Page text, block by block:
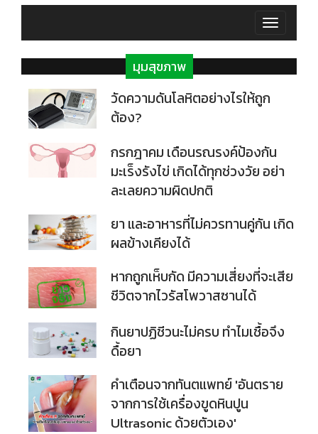
Toggle
navigation
มุมสุขภาพ
วัดความดันโลหิตอย่างไรให้ถูก
ต้อง?
กรกฎาคม เดือนรณรงค์ป้องกัน
มะเร็งรังไข่ เกิดได้ทุกช่วงวัย อย่า
ละเลยความผิดปกติ
ยา และอาหารที่ไม่ควรทานคู่กัน เกิด
ผลข้างเคียงได้
หากถูกเห็บกัด มีความเสี่ยงที่จะเสีย
ชีวิตจากไวรัสโพวาสซานได้
กินยาปฏิชีวนะไม่ครบ ทำไมเชื้อจึง
ดื้อยา
คำเตือนจากทันตแพทย์ 'อันตราย
จากการใช้เครื่องขูดหินปูน
Ultrasonic ด้วยตัวเอง'